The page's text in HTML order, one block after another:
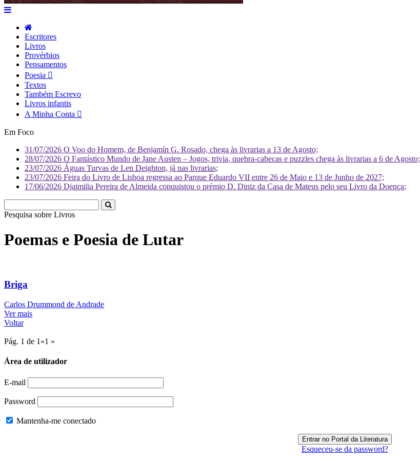
Escritores
Livros
Provérbios
Pensamentos
Poesia
Textos
Também Escrevo
Livros infantis
A Minha Conta
Em Foco
31/07/2026 O Voo do Homem, de Benjamín G. Rosado, chega às livrarias a 13 de Agosto;
28/07/2026 O Fantástico Mundo de Jane Austen – Jogos, trivia, quebra-cabeças e puzzles chega às livrarias a 6 de Agosto;
23/07/2026 Águas Turvas de Len Deighton, já nas livrarias;
23/07/2026 Feira do Livro de Lisboa regressa ao Parque Eduardo VII entre 26 de Maio e 13 de Junho de 2027;
17/06/2026 Djaimilia Pereira de Almeida conquistou o prémio D. Diniz da Casa de Mateus pelo seu Livro da Doença;
Pesquisa sobre
Poemas e Poesia de Lutar
Briga
Carlos Drummond de Andrade
Ver mais
Voltar
Pág. 1 de 1 «1 »
Área de utilizador
E-mail
Password
Mantenha-me conectado
Esqueceu-se da password?